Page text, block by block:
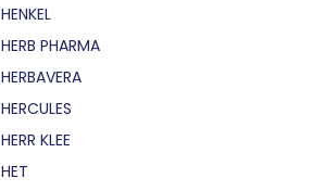
HENKEL
HERB PHARMA
HERBAVERA
HERCULES
HERR KLEE
HET